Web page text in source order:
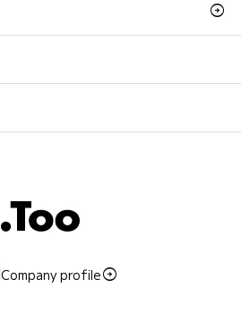
Company profile